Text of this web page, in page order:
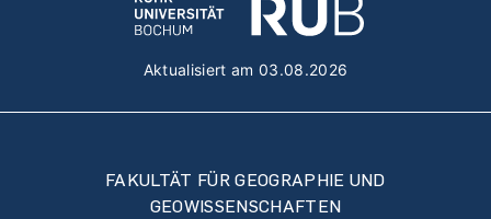
Aktualisiert am 03.08.2026
FAKULTÄT FÜR GEOGRAPHIE UND
GEOWISSENSCHAFTEN